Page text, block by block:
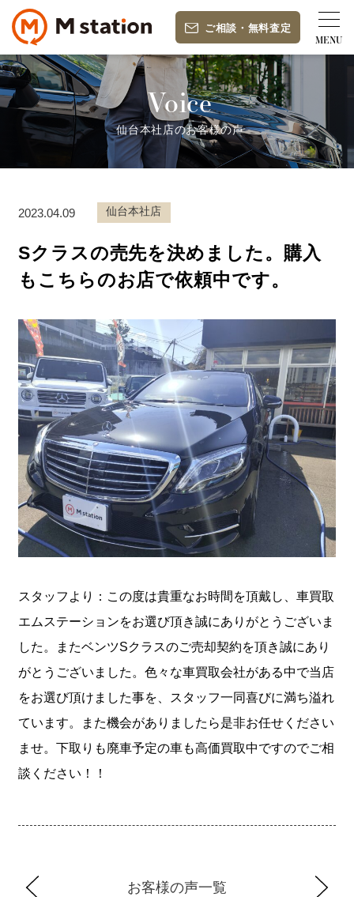
ご相談 ・ 無料査定
Voice
仙台本社店のお客様の声
2023.04.09 仙台本社店
Sクラスの売先を決めました。購入
もこちらのお店で依頼中です。
スタッフより：この度は貴重なお時間を頂戴し、車買取
エムステーションをお選び頂き誠にありがとうございま
した。またベンツSクラスのご売却契約を頂き誠にあり
がとうございました。色々な車買取会社がある中で当店
をお選び頂けました事を、スタッフ一同喜びに満ち溢れ
ています。また機会がありましたら是非お任せください
ませ。下取りも廃車予定の車も高価買取中ですのでご相
談ください！！
お客様の声一覧